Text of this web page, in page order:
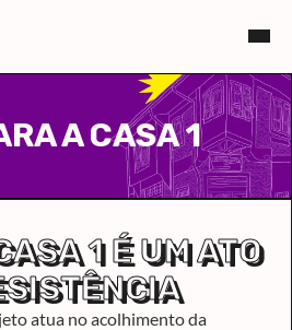
A CASA 1
1 É UM ATO
atua no acolhimento da